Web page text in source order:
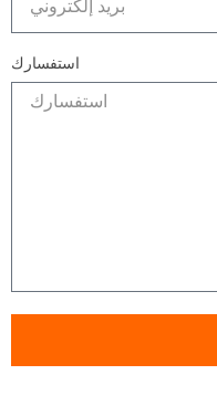
استفسارك